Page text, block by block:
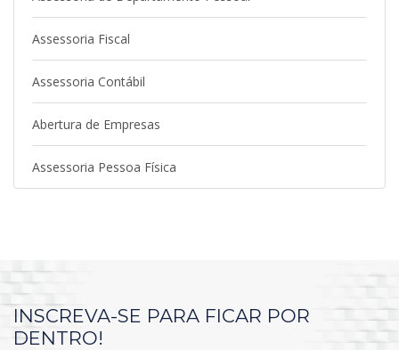
Assessoria Fiscal
Assessoria Contábil
Abertura de Empresas
Assessoria Pessoa Física
INSCREVA-SE PARA FICAR POR
DENTRO!